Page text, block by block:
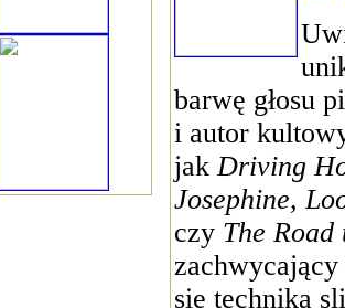
barwę głosu
i autor
jakDriving
Josephine,
czy The
zachwycający
się techniką